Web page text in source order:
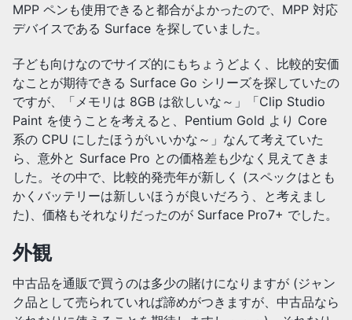
MPP ペンも使用できると都合がよかったので、MPP 対応
デバイスである Surface を探していました。
子ども向けなのでサイズ的にもちょうどよく、比較的安価
なことが期待できる Surface Go シリーズを探していたの
ですが、「メモリは 8GB は欲しいな～」「Clip Studio
Paint を使うことを考えると、Pentium Gold より Core
系の CPU にしたほうがいいかな～」なんて考えていた
ら、意外と Surface Pro との価格差も少なく見えてきま
した。その中で、比較的発売年が新しく (スペックはとも
かくバッテリーは新しいほうが良いだろう、と考えまし
た)、価格もそれなりだったのが Surface Pro7+ でした。
外観
中古品を通販で買うのは多少の賭けになりますが (ジャン
ク品として売られていれば諦めがつきますが、中古品なら